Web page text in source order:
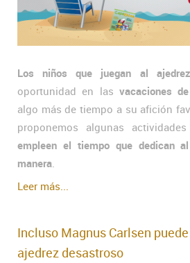
Los niños que juegan al ajedrez
oportunidad en las vacaciones
algo más de tiempo a su afición
proponemos algunas
empleen el tiempo que dedican
manera
Leer más...
Incluso Magnus Carlsen
ajedrez desastroso